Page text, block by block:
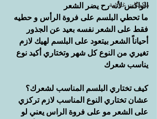
مكملات غذائية
الواكس لأنه رح يضر الشعر
ما تحطي البلسم على فروة الرأس و حطيه
فقط على الشعر نفسه بعيد عن الجذور
أحياناً الشعر بيتعود على البلسم لهيك لازم
تغيري من النوع كل شهر وتختاري أكيد نوع
يناسب شعرك
كيف تختاري البلسم المناسب لشعرك؟
عشان تختاري النوع المناسب لازم تركزي
على الشعر مو على فروة الراس يعني لو